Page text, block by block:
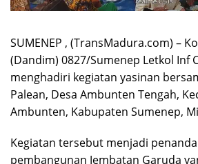
SUMENEP , (TransMadura.com) –
(Dandim) 0827/Sumenep Letkol Inf
menghadiri kegiatan yasinan
Palean, Desa Ambunten Tengah,
Ambunten, Kabupaten Sumenep,
Kegiatan tersebut menjadi
pembangunan Jembatan Garuda